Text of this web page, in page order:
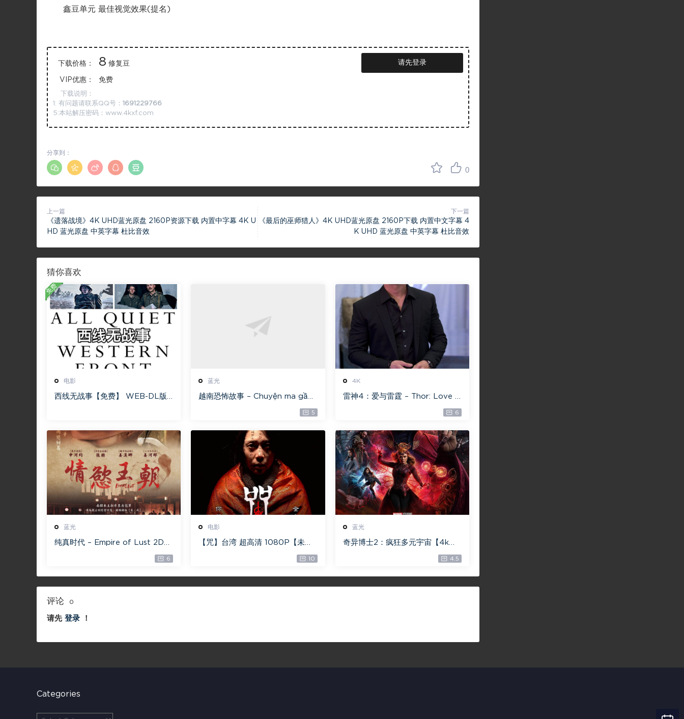
鑫豆单元 最佳视觉效果(提名)
下载价格： 8 修复豆
VIP优惠： 免费
请先登录
下载说明：
1: 有问题请联系QQ号： 1691229766
5:本站解压密码：www.4kxf.com
0
分享到：
上一篇
《遗落战境》4K UHD蓝光原盘 2160P资源下载 内置中字幕 4K U
HD 蓝光原盘 中英字幕 杜比音效
下一篇
《最后的巫师猎人》4K UHD蓝光原盘 2160P下载 内置中文字幕 4
K UHD 蓝光原盘 中英字幕 杜比音效
猜你喜欢
电影
西线无战事【免费】 WEB-DL版
免费
蓝光
越南恐怖故事 – Chuyện ma gần
nhà [蓝光原盘 ][22GB][1080P]
5
4K
雷神4：爱与雷霆 – Thor: Love a
nd Thunder 20.4GB [115网盘下
6
蓝光
纯真时代 – Empire of Lust 2D
蓝光原盘 33.1GB ISO【115网盘专
6
电影
【咒】台湾 超高清 1080P【未删
减】4G 【全网目前最清晰版本】
10
蓝光
奇异博士2：疯狂多元宇宙【4k】
【115网盘】 – Doctor Strange i
n the Multiverse of Madness 6
4.5
评论 0
请先 登录 ！
Categories